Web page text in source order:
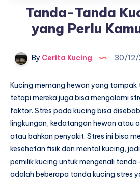
Tanda-Tanda
yang Perlu
By Cerita Kucing 30/
Kucing memang hewan yang tampak
tetapi mereka juga bisa mengalami
faktor. Stres pada kucing bisa
lingkungan, kedatangan hewan atau
atau bahkan penyakit. Stres ini bisa
kesehatan fisik dan mental kucing,
pemilik kucing untuk mengenali
adalah beberapa tanda kucing stres